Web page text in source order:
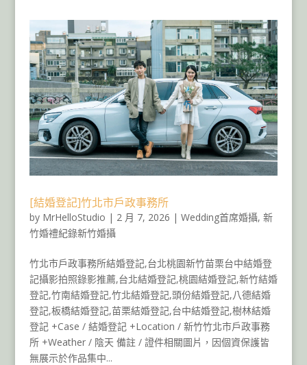
[結婚登記]竹北市戶政事務所
by MrHelloStudio | 2 月 7, 2026 | Wedding首席婚攝, 新
竹婚禮紀錄新竹婚攝
竹北市戶政事務所結婚登記,台北桃園新竹苗栗台中結婚登
記攝影拍照錄影推薦,台北結婚登記,桃園結婚登記,新竹結婚
登記,竹南結婚登記,竹北結婚登記,頭份結婚登記,八德結婚
登記,板橋結婚登記,苗栗結婚登記,台中結婚登記,樹林結婚
登記 +Case / 結婚登記 +Location / 新竹竹北市戶政事務
所 +Weather / 陰天 備註 / 證件相關圖片，因個資保護皆
無展示於作品集中...